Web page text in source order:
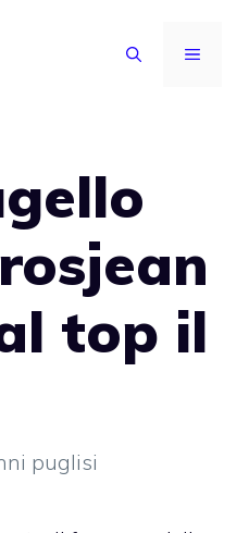
MENU
top il
puglisi